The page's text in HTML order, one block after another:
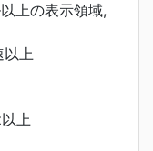
上の表示領域,
以上
上